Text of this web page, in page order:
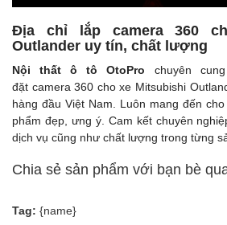
Địa chỉ lắp camera 360
Outlander uy tín, chất lượng
Nội thất ô tô OtoPro chuyên
đặt camera 360 cho xe Mitsubishi
hàng đầu Việt Nam. Luôn mang đến
phẩm đẹp, ưng ý. Cam kết chuyên
dịch vụ cũng như chất lượng trong từng
Chia sẻ sản phẩm với bạn bè
Tag: {name}